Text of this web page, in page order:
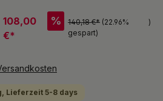
108,00
€*
% 140,18 €* (22.96%
gespart)
)
Lieferzeit 5-8 days